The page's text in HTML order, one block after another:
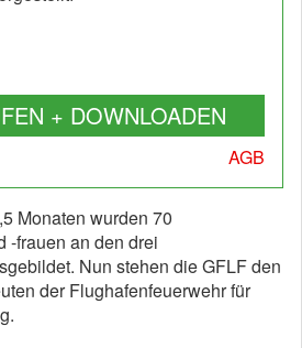
+ DOWNLOADEN
AGB
Monaten wurden 70
-frauen an den drei
Nun stehen die GFLF den
der Flughafenfeuerwehr für